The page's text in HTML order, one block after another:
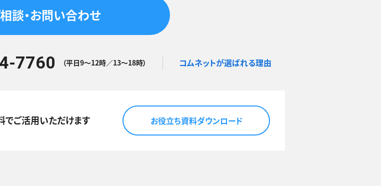
談・お問い合わせ
7760 （平日9～12時／13～18時） コムネットが選ばれる理由
でご活用いただけます お役立ち資料ダウンロード